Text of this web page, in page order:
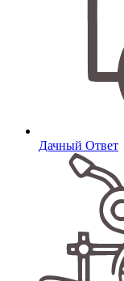
Дачный Ответ